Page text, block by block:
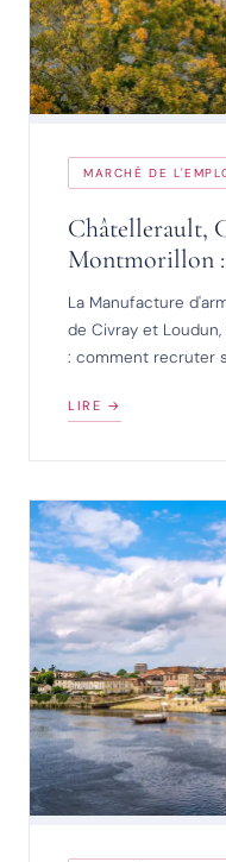
MARCHÉ DE
Châtellerault,
Montmorillon :
La Manufacture
de Civray et
: comment recruter
LIRE →